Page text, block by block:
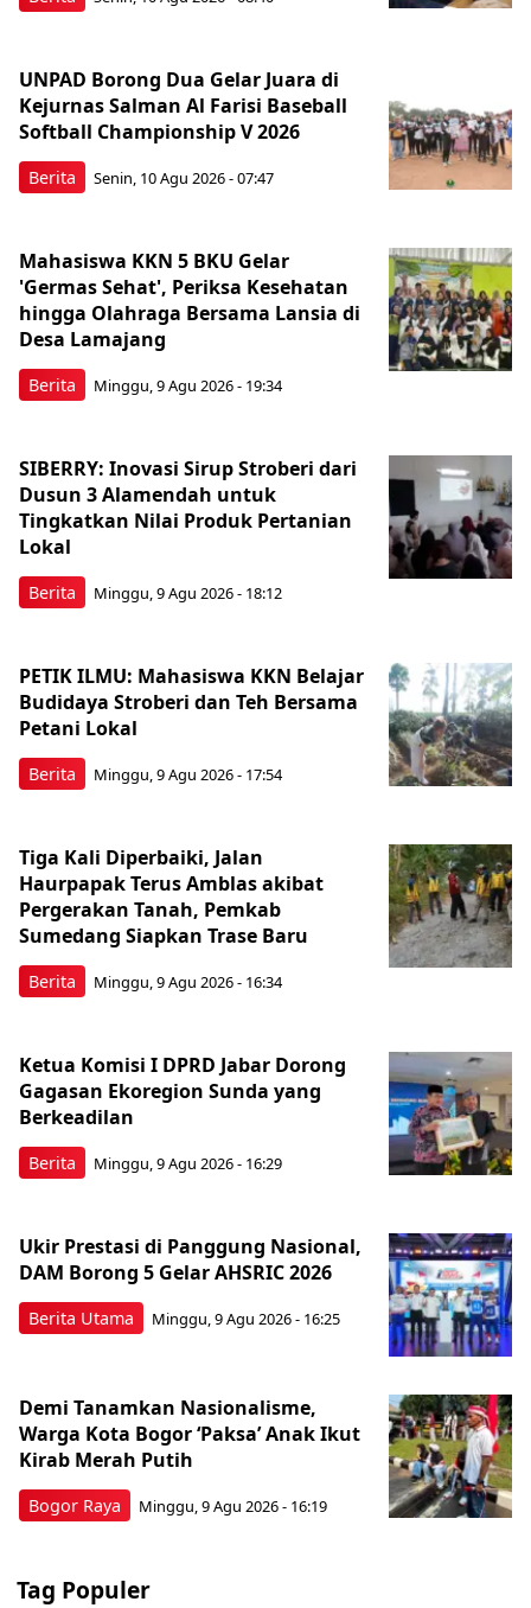
Berita
UNPAD Borong Dua Gelar Juara di
Kejurnas Salman Al Farisi Baseball
Softball Championship V 2026
Senin, 10 Agu 2026 - 07:47
Berita
Mahasiswa KKN 5 BKU Gelar
'Germas Sehat', Periksa Kesehatan
hingga Olahraga Bersama Lansia di
Desa Lamajang
Minggu, 9 Agu 2026 - 19:34
Berita
SIBERRY: Inovasi Sirup Stroberi dari
Dusun 3 Alamendah untuk
Tingkatkan Nilai Produk Pertanian
Lokal
Minggu, 9 Agu 2026 - 18:12
Berita
PETIK ILMU: Mahasiswa KKN Belajar
Budidaya Stroberi dan Teh Bersama
Petani Lokal
Minggu, 9 Agu 2026 - 17:54
Berita
Tiga Kali Diperbaiki, Jalan
Haurpapak Terus Amblas akibat
Pergerakan Tanah, Pemkab
Sumedang Siapkan Trase Baru
Minggu, 9 Agu 2026 - 16:34
Berita
Ketua Komisi I DPRD Jabar Dorong
Gagasan Ekoregion Sunda yang
Berkeadilan
Minggu, 9 Agu 2026 - 16:29
Berita Utama
Ukir Prestasi di Panggung Nasional,
DAM Borong 5 Gelar AHSRIC 2026
Minggu, 9 Agu 2026 - 16:25
Bogor Raya
Demi Tanamkan Nasionalisme,
Warga Kota Bogor ‘Paksa’ Anak Ikut
Kirab Merah Putih
Minggu, 9 Agu 2026 - 16:19
Tag Populer